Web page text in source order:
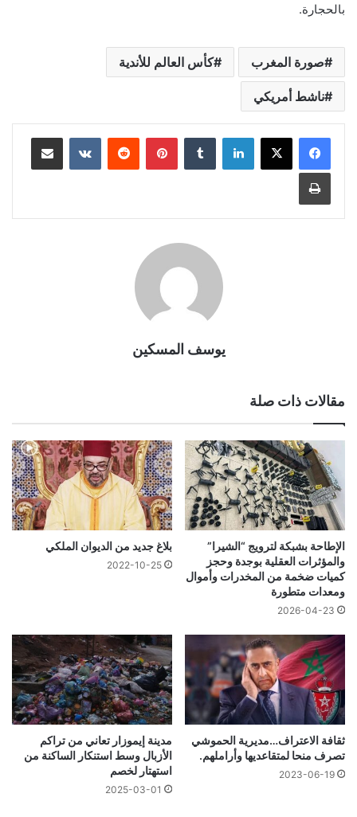
بالحجارة.
صورة المغرب كأس العالم للأندية
ناشط أمريكي
لينكدإن بينتيريست مشاركة عبر البريد
طباعة
يوسف المسكين
مقالات ذات صلة
الإطاحة بشبكة لترويج “الشيرا”
والمؤثرات العقلية بوجدة وحجز
كميات ضخمة من المخدرات وأموال
ومعدات متطورة
2026-04-23
بلاغ جديد من الديوان الملكي
2022-10-25
ثقافة الاعتراف…مديرية الحموشي
تصرف منحا لمتقاعديها وأراملهم.
2023-06-19
مدينة إيموزار تعاني من تراكم
الأزبال وسط استنكار الساكنة من
استهتار لخصم
2025-03-01